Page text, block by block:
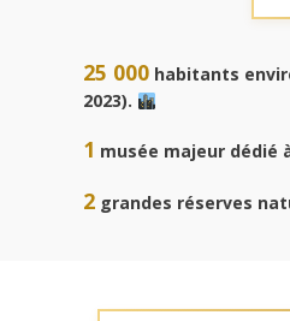
25 000 habitants
2023).
1 musée majeur dédié
2 grandes réserves